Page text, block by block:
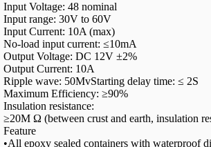
Input Voltage: 48 nominal
Input range: 30V to 60V
Input Current: 10A (max)
No-load input current: ≤10mA
Output Voltage: DC 12V ±2%
Output Current: 10A
Ripple wave: 50MvStarting delay time: ≤ 2S
Maximum Efficiency: ≥90%
Insulation resistance:
≥20M Ω (between crust and earth, insulation
Feature
•All epoxy sealed containers with waterproof